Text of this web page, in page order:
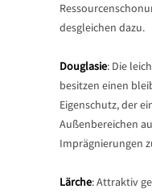
desgleichen dazu.
Douglasie: Die
besitzen einen
Eigenschutz, der
Außenbereichen
Imprägnierungen
Lärche: Attraktiv